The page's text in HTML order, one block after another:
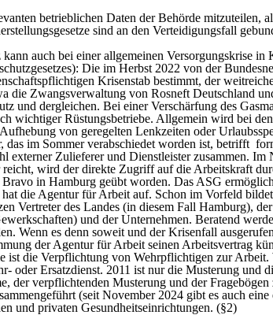
betrieblichen Daten der Behörde mitzuteilen,
sind an den Verteidigungsfall
auch bei einer allgemeinen Versorgungskrise
Die im Herbst 2022 von der
Krisenstab bestimmt, der
die Zwangsverwaltung von Rosneft Deutschland
und dergleichen. Bei einer Verschärfung des
wichtiger Rüstungsbetriebe. Allgemein wird bei
von geregelten Lenkzeiten oder
im Sommer verabschiedet worden ist, betrifft
Zulieferer und Dienstleister zusammen.
wird der direkte Zugriff auf die Arbeitskraft
in Hamburg geübt worden. Das ASG
die Agentur für Arbeit auf. Schon im Vorfeld
Vertreter des Landes (in diesem Fall Hamburg),
und der Unternehmen. Beratend
Wenn es denn soweit und der Krisenfall
der Agentur für Arbeit seinen Arbeitsvertrag
ist die Verpflichtung von Wehrpflichtigen zur
oder Ersatzdienst. 2011 ist nur die Musterung
verpflichtenden Musterung und der
(seit November 2024 gibt es auch
und privaten Gesundheitseinrichtungen. (§2)